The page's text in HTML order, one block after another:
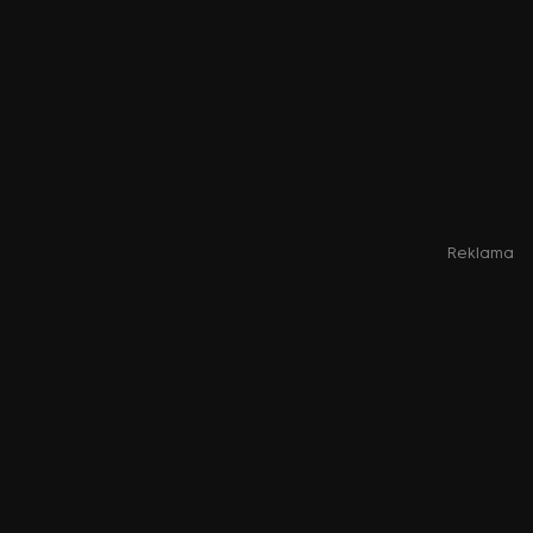
Reklama